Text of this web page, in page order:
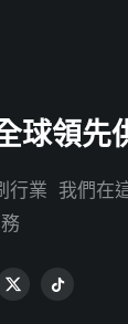
球領先
業 我們在